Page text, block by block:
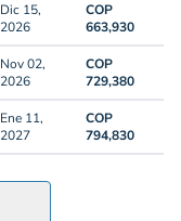
Dic 15,
2026
COP
663,930
Nov 02,
2026
COP
729,380
Ene 11,
2027
COP
794,830